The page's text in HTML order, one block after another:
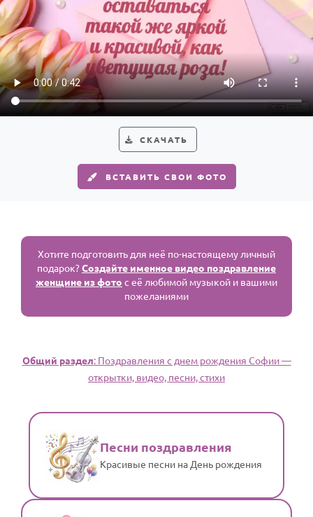
СКАЧАТЬ
ВСТАВИТЬ СВОИ ФОТО
Хотите подготовить для неё по-настоящему личный
подарок?Создайте именное видео поздравление
женщине из фото с её любимой музыкой и вашими
пожеланиями
Общий раздел: Поздравления с днем рождения Софии —
открытки, видео, песни, стихи
Песни поздравления
Красивые песни на День рождения